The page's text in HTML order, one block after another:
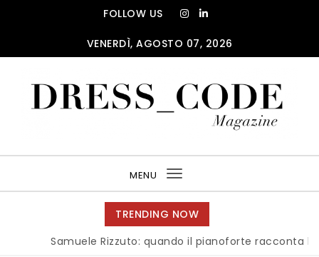
FOLLOW US
VENERDÌ, AGOSTO 07, 2026
MENU
Toggle
navigation
TRENDING NOW
Samuele Rizzuto: quando il pianoforte racconta